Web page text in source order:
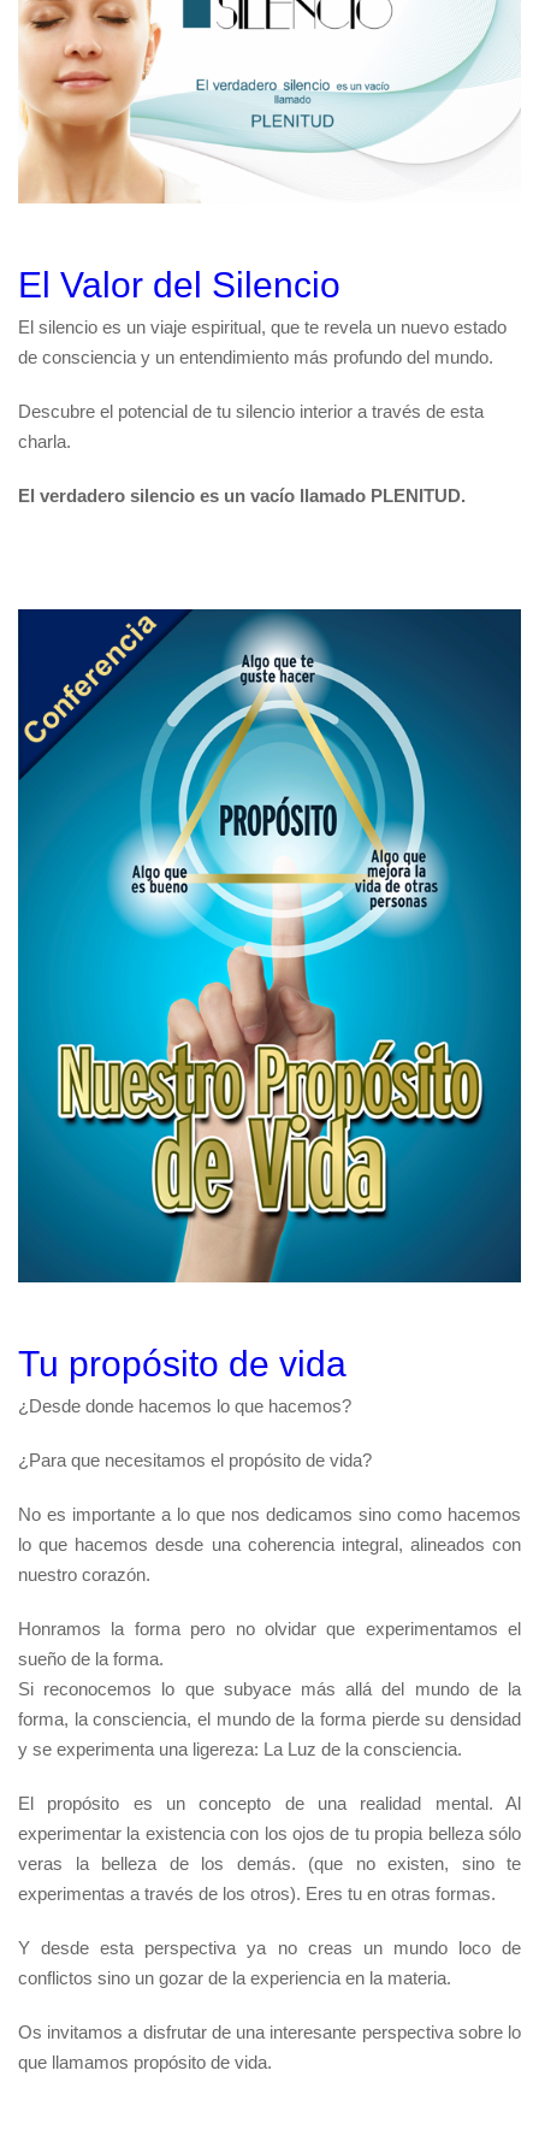
El Valor del Silencio
El silencio es un viaje espiritual, que te revela un nuevo estado
de consciencia y un entendimiento más profundo del mundo.
Descubre el potencial de tu silencio interior a través de esta
charla.
El verdadero silencio es un vacío llamado PLENITUD.
Tu propósito de vida
¿Desde donde hacemos lo que hacemos?
¿Para que necesitamos el propósito de vida?
No es importante a lo que nos dedicamos sino como hacemos
lo que hacemos desde una coherencia integral, alineados con
nuestro corazón.
Honramos la forma pero no olvidar que experimentamos el
sueño de la forma.
Si reconocemos lo que subyace más allá del mundo de la
forma, la consciencia, el mundo de la forma pierde su densidad
y se experimenta una ligereza: La Luz de la consciencia.
El propósito es un concepto de una realidad mental. Al
experimentar la existencia con los ojos de tu propia belleza sólo
veras la belleza de los demás. (que no existen, sino te
experimentas a través de los otros). Eres tu en otras formas.
Y desde esta perspectiva ya no creas un mundo loco de
conflictos sino un gozar de la experiencia en la materia.
Os invitamos a disfrutar de una interesante perspectiva sobre lo
que llamamos propósito de vida.